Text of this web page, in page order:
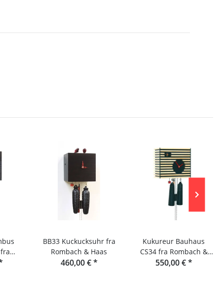
BB33 Kuckucksuhr fra
Rombach & Haas
460,00 €*
Kukureur Bauhaus
CS34 fra Rombach &
Haas
550,00 €*